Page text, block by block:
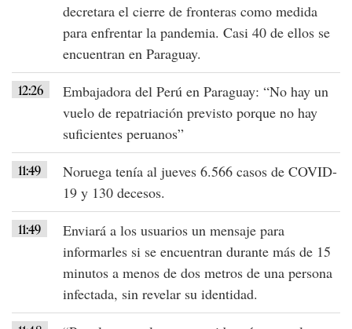
decretara el cierre de fronteras como medida
para enfrentar la pandemia. Casi 40 de ellos se
encuentran en Paraguay.
12:26
Embajadora del Perú en Paraguay: “No hay un
vuelo de repatriación previsto porque no hay
suficientes peruanos”
11:49
Noruega tenía al jueves 6.566 casos de COVID-
19 y 130 decesos.
11:49
Enviará a los usuarios un mensaje para
informarles si se encuentran durante más de 15
minutos a menos de dos metros de una persona
infectada, sin revelar su identidad.